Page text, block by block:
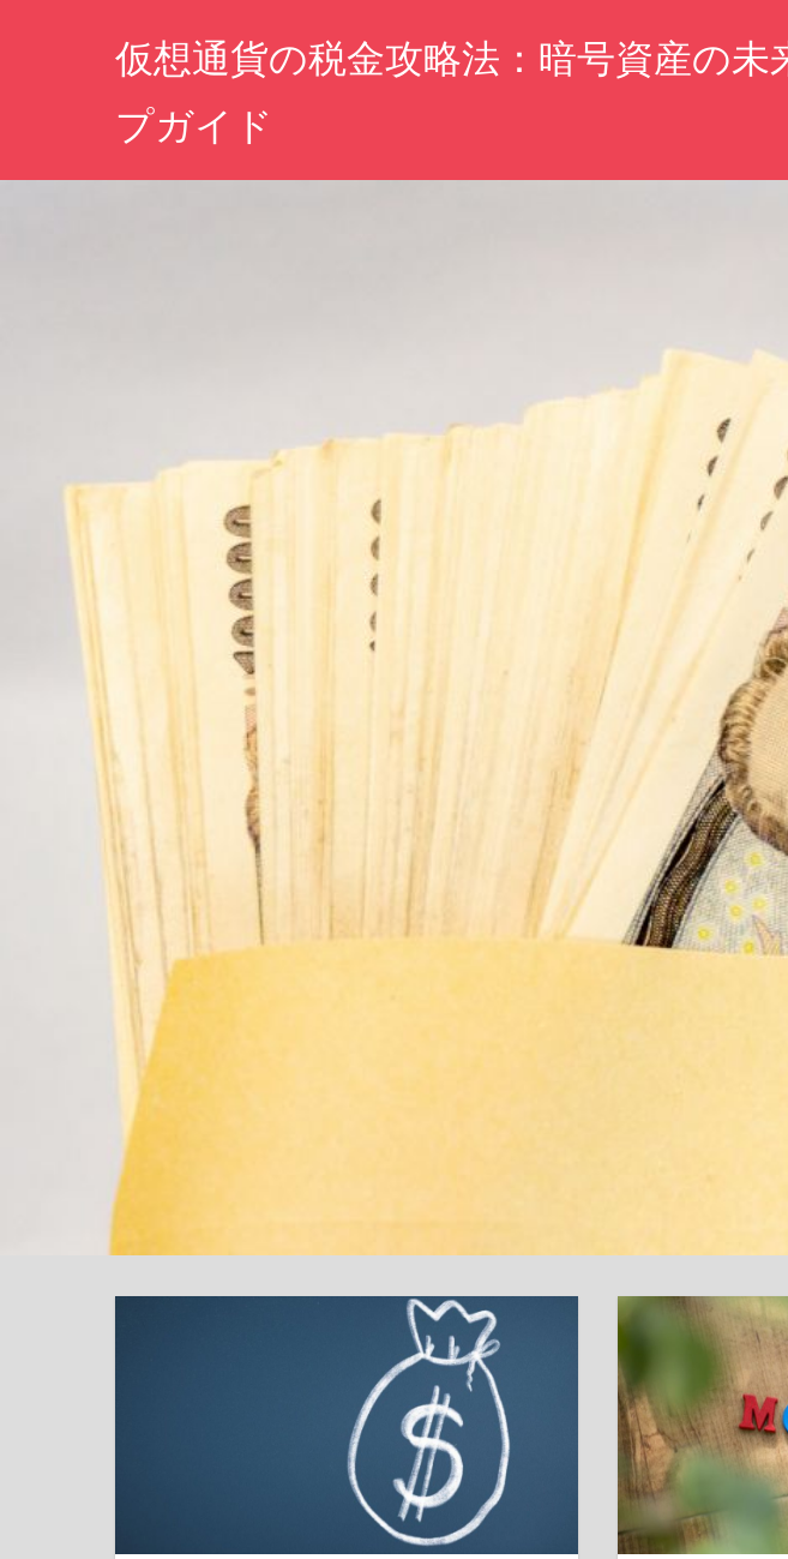
仮想通貨の税金攻略法：暗号資産の
プガイド
税
う！